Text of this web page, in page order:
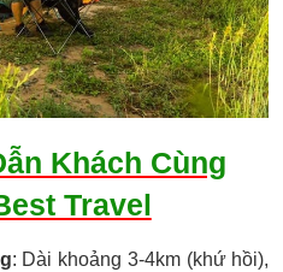
Khách Cùng
Travel
: Dài khoảng 3-4km (khứ hồi),